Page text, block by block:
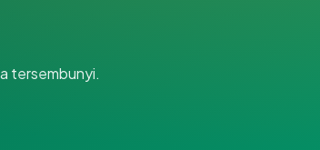
tersembunyi.